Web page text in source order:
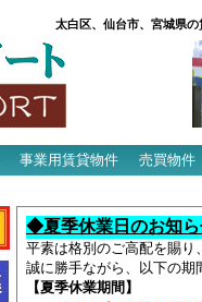
太白区、仙台市、宮城県
事業用賃貸物件 売買物件
◆夏季休業日のお知
平素は格別のご高配を賜り
誠に勝手ながら、以下の期
【夏季休業期間】